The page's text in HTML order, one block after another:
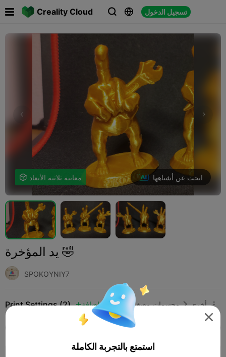
Creality Cloud   تسجيل الدخول
 
 معاينة ثلاثية الأبعاد ابحث عن أشباهها
يد المؤخرة 🤣
SPOKOYNIY7
Print Settings (2) إضافة مجسمات مصغرة  أخرى 
K2 Pro

استمتع بالتجربة الكاملة